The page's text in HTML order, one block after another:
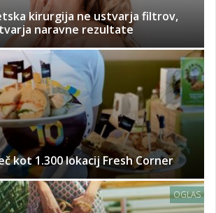
kirurgija ne ustvarja filtrov,
naravne rezultate
kot 1.300 lokacij Fresh Corner
OGLAS